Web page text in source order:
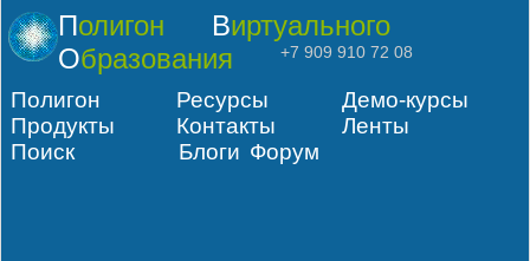
Полигон
Виртуального
Образования
+7 909 910 72 08
Полигон Ресурсы
Демо-курсы
Продукты
Контакты
Ленты
Поиск
Блоги Форум